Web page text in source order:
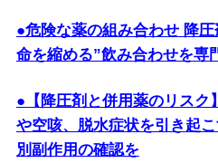
●危険な薬の組み合わせ 降
命を縮める”飲み合わせを専
●【降圧剤と併用薬のリスク
や空咳、脱水症状を引き起
別副作用の確認を